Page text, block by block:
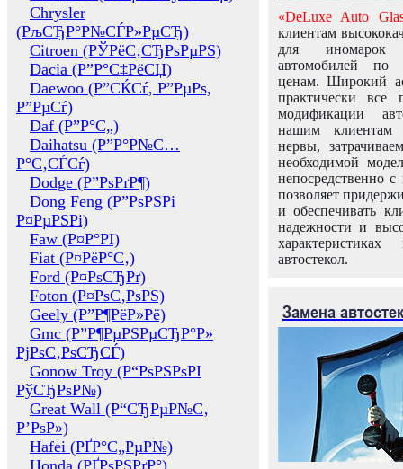
Chrysler
(РљСЂР°Р№СЃР»РµСЂ)
Citroen (РЎРёС‚СЂРѕРµРЅ)
Dacia (Р”Р°С‡РёСЏ)
Daewoo (Р”СЌСѓ, Р”РµРѕ,
Р”РµСѓ)
Daf (Р”Р°С„)
Daihatsu (Р”Р°Р№С…
Р°С‚СЃСѓ)
Dodge (Р”РѕРґР¶)
Dong Feng (Р”РѕРЅРі
Р¤РµРЅРі)
Faw (Р¤Р°РІ)
Fiat (Р¤РёР°С‚)
Ford (Р¤РѕСЂРґ)
Foton (Р¤РѕС‚РѕРЅ)
Geely (Р”Р¶РёР»Рё)
Gmc (Р”Р¶РµРЅРµСЂР°Р»
РјРѕС‚РѕСЂСЃ)
Gonow Troy (Р“РѕРЅРѕРІ
РўСЂРѕР№)
Great Wall (Р“СЂРµР№С‚
Р’РѕР»)
Hafei (РҐР°С„РµР№)
Honda (РҐРѕРЅРґР°)
«DeLuxe Auto
клиентам
для иномарок
автомобилей
ценам. Широкий
практически все
модификации
нашим клиентам
нервы,
необходимой
непосредственно
позволяет
и обеспечивать
надежности и
автостекол.
Замена